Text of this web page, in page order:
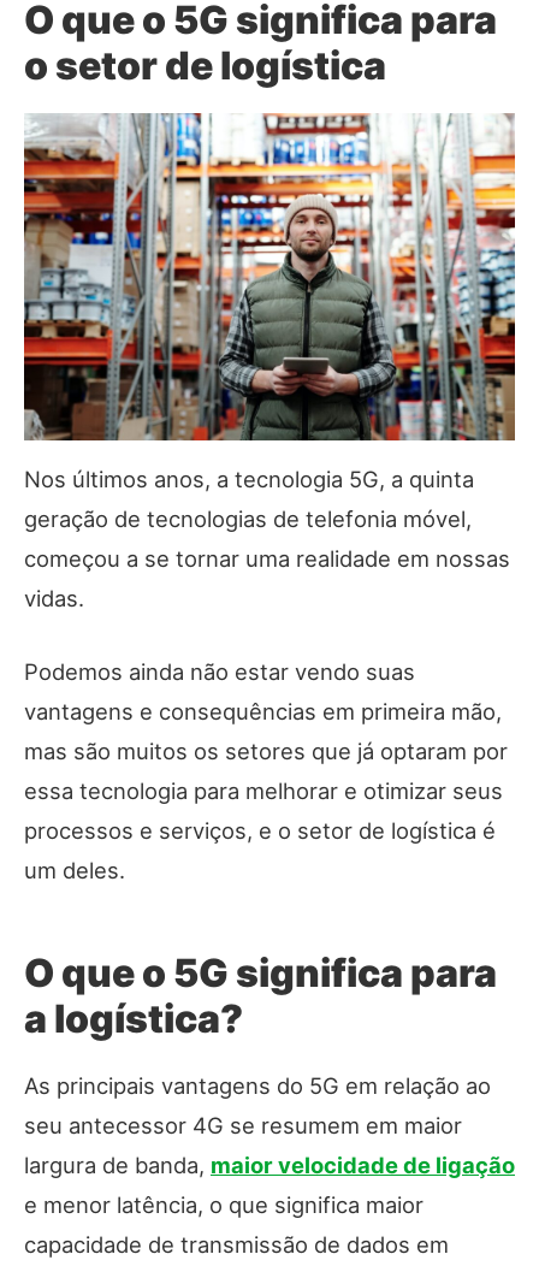
O que o 5G significa para
o setor de logística
Nos últimos anos, a tecnologia 5G, a quinta
geração de tecnologias de telefonia móvel,
começou a se tornar uma realidade em nossas
vidas.
Podemos ainda não estar vendo suas
vantagens e consequências em primeira mão,
mas são muitos os setores que já optaram por
essa tecnologia para melhorar e otimizar seus
processos e serviços, e o setor de logística é
um deles.
O que o 5G significa para
a logística?
As principais vantagens do 5G em relação ao
seu antecessor 4G se resumem em maior
largura de banda, maior velocidade de ligação
e menor latência, o que significa maior
capacidade de transmissão de dados em